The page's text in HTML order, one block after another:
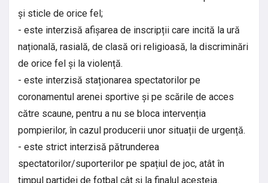
și sticle de orice fel;
- este interzisă afișarea de inscripții care incită la ură
națională, rasială, de clasă ori religioasă, la discriminări
de orice fel și la violență.
- este interzisă staționarea spectatorilor pe
coronamentul arenei sportive și pe scările de acces
către scaune, pentru a nu se bloca intervenția
pompierilor, în cazul producerii unor situații de urgență.
- este strict interzisă pătrunderea
spectatorilor/suporterilor pe spațiul de joc, atât în
timpul partidei de fotbal cât și la finalul acesteia.